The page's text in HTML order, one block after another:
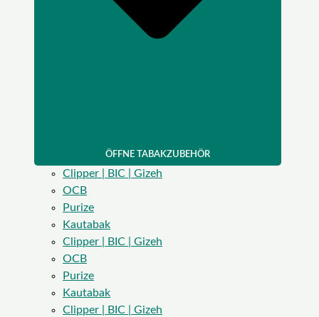
ÖFFNE TABAKZUBEHÖR
Clipper | BIC | Gizeh
OCB
Purize
Kautabak
Clipper | BIC | Gizeh
OCB
Purize
Kautabak
Clipper | BIC | Gizeh